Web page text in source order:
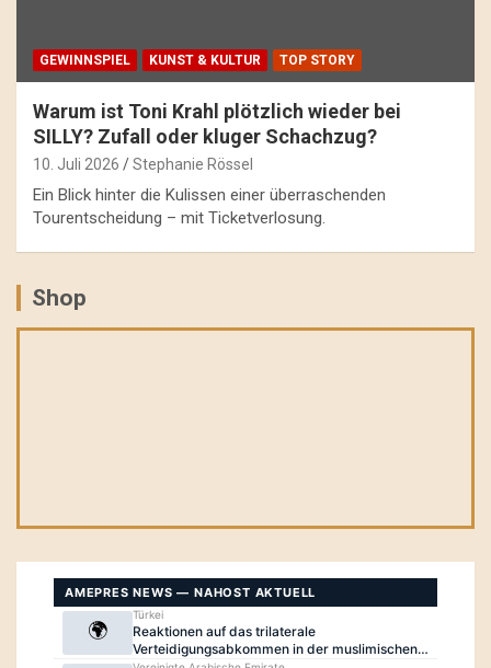
GEWINNSPIEL KUNST & KULTUR TOP STORY
Warum ist Toni Krahl plötzlich wieder bei
SILLY? Zufall oder kluger Schachzug?
10. Juli 2026 Stephanie Rössel
Ein Blick hinter die Kulissen einer überraschenden
Tourentscheidung – mit Ticketverlosung.
Shop